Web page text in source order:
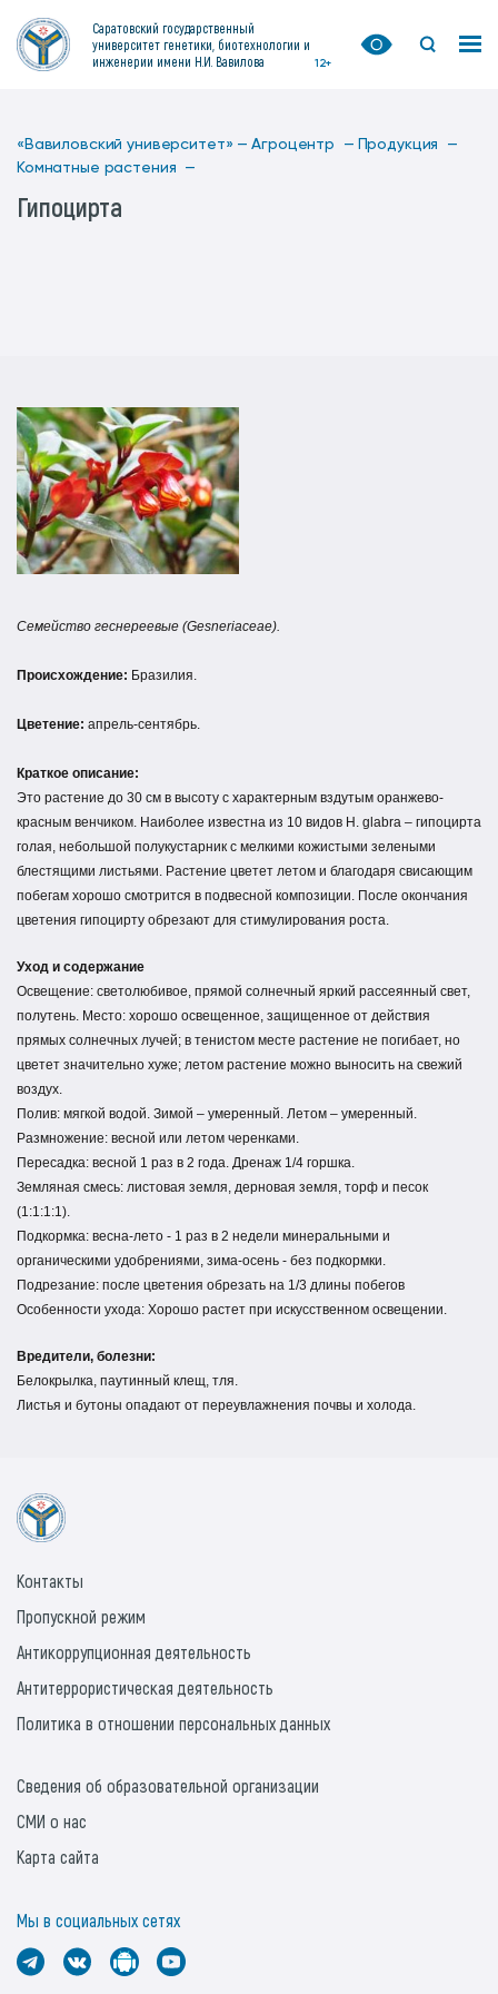
Саратовский государственный
университет генетики, биотехнологии и
инженерии имени Н.И. Вавилова
12+
«Вавиловский университет» — Агроцентр — Продукция —
Комнатные растения —
Гипоцирта
Семейство геснереевые (Gesneriaceae).
Происхождение: Бразилия.
Цветение: апрель-сентябрь.
Краткое описание:
Это растение до 30 см в высоту с характерным вздутым оранжево-
красным венчиком. Наиболее известна из 10 видов Н. glabra – гипоцирта
голая, небольшой полукустарник с мелкими кожистыми зелеными
блестящими листьями. Растение цветет летом и благодаря свисающим
побегам хорошо смотрится в подвесной композиции. После окончания
цветения гипоцирту обрезают для стимулирования роста.
Уход и содержание
Освещение: светолюбивое, прямой солнечный яркий рассеянный свет,
полутень. Место: хорошо освещенное, защищенное от действия
прямых солнечных лучей; в тенистом месте растение не погибает, но
цветет значительно хуже; летом растение можно выносить на свежий
воздух.
Полив: мягкой водой. Зимой – умеренный. Летом – умеренный.
Размножение: весной или летом черенками.
Пересадка: весной 1 раз в 2 года. Дренаж 1/4 горшка.
Земляная смесь: листовая земля, дерновая земля, торф и песок
(1:1:1:1).
Подкормка: весна-лето - 1 раз в 2 недели минеральными и
органическими удобрениями, зима-осень - без подкормки.
Подрезание: после цветения обрезать на 1/3 длины побегов
Особенности ухода: Хорошо растет при искусственном освещении.
Вредители, болезни:
Белокрылка, паутинный клещ, тля.
Листья и бутоны опадают от переувлажнения почвы и холода.
Контакты
Пропускной режим
Антикоррупционная деятельность
Антитеррористическая деятельность
Политика в отношении персональных данных
Сведения об образовательной организации
СМИ о нас
Карта сайта
Мы в социальных сетях